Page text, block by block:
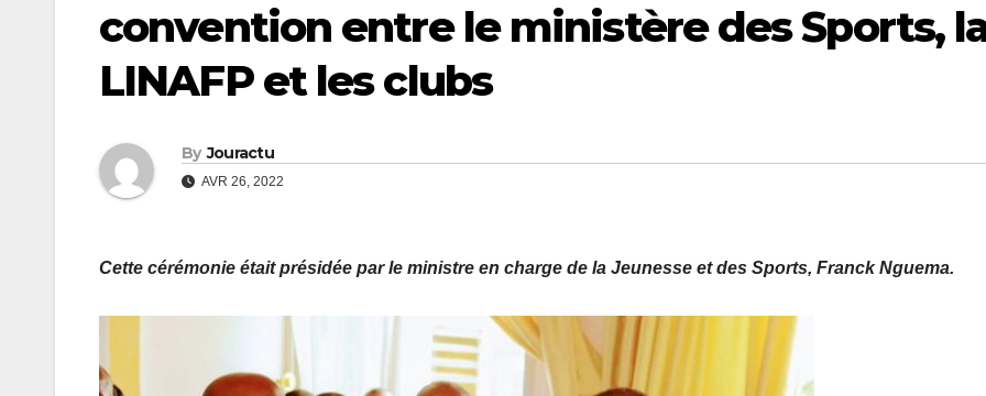
convention entre le ministère des Sports,
LINAFP et les clubs
By Jouractu
AVR 26, 2022
Cette cérémonie était présidée par le ministre en charge de la Jeunesse et des Sports, Franck Nguema.